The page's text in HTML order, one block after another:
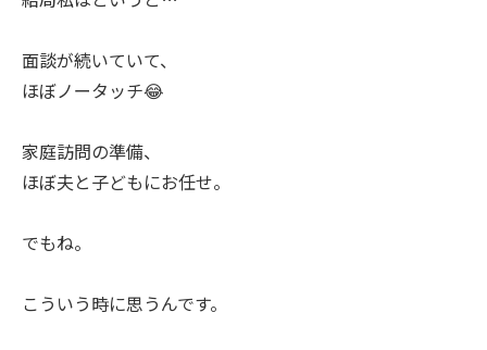
面談が続いていて、
ほぼノータッチ😂
家庭訪問の準備、
ほぼ夫と子どもにお任せ。
でもね。
こういう時に思うんです。